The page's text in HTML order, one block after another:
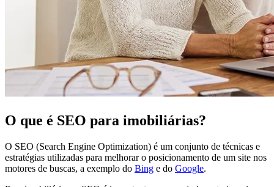
O que é SEO para imobiliárias?
O SEO (Search Engine Optimization) é um conjunto de técnicas e
estratégias utilizadas para melhorar o posicionamento de um site nos
motores de buscas, a exemplo do Bing e do Google.